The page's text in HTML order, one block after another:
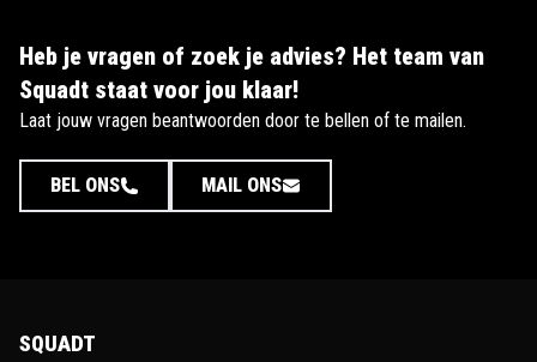
Heb je vragen of zoek je advies? Het team van
Squadt staat voor jou klaar!
Laat jouw vragen beantwoorden door te bellen of te mailen.
BEL ONS MAIL ONS
SQUADT